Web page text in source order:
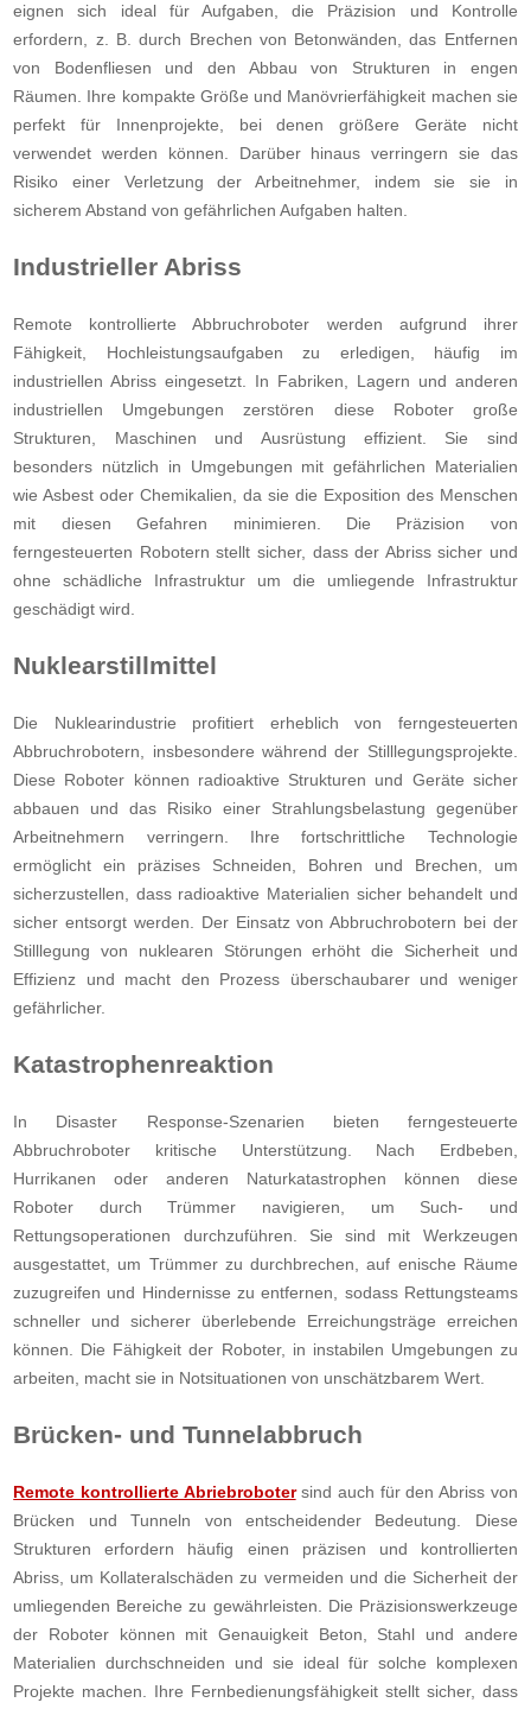
eignen sich ideal für Aufgaben, die Präzision und Kontrolle
erfordern, z. B. durch Brechen von Betonwänden, das Entfernen
von Bodenfliesen und den Abbau von Strukturen in engen
Räumen. Ihre kompakte Größe und Manövrierfähigkeit machen sie
perfekt für Innenprojekte, bei denen größere Geräte nicht
verwendet werden können. Darüber hinaus verringern sie das
Risiko einer Verletzung der Arbeitnehmer, indem sie sie in
sicherem Abstand von gefährlichen Aufgaben halten.
Industrieller Abriss
Remote kontrollierte Abbruchroboter werden aufgrund ihrer
Fähigkeit, Hochleistungsaufgaben zu erledigen, häufig im
industriellen Abriss eingesetzt. In Fabriken, Lagern und anderen
industriellen Umgebungen zerstören diese Roboter große
Strukturen, Maschinen und Ausrüstung effizient. Sie sind
besonders nützlich in Umgebungen mit gefährlichen Materialien
wie Asbest oder Chemikalien, da sie die Exposition des Menschen
mit diesen Gefahren minimieren. Die Präzision von
ferngesteuerten Robotern stellt sicher, dass der Abriss sicher und
ohne schädliche Infrastruktur um die umliegende Infrastruktur
geschädigt wird.
Nuklearstillmittel
Die Nuklearindustrie profitiert erheblich von ferngesteuerten
Abbruchrobotern, insbesondere während der Stilllegungsprojekte.
Diese Roboter können radioaktive Strukturen und Geräte sicher
abbauen und das Risiko einer Strahlungsbelastung gegenüber
Arbeitnehmern verringern. Ihre fortschrittliche Technologie
ermöglicht ein präzises Schneiden, Bohren und Brechen, um
sicherzustellen, dass radioaktive Materialien sicher behandelt und
sicher entsorgt werden. Der Einsatz von Abbruchrobotern bei der
Stilllegung von nuklearen Störungen erhöht die Sicherheit und
Effizienz und macht den Prozess überschaubarer und weniger
gefährlicher.
Katastrophenreaktion
In Disaster Response-Szenarien bieten ferngesteuerte
Abbruchroboter kritische Unterstützung. Nach Erdbeben,
Hurrikanen oder anderen Naturkatastrophen können diese
Roboter durch Trümmer navigieren, um Such- und
Rettungsoperationen durchzuführen. Sie sind mit Werkzeugen
ausgestattet, um Trümmer zu durchbrechen, auf enische Räume
zuzugreifen und Hindernisse zu entfernen, sodass Rettungsteams
schneller und sicherer überlebende Erreichungsträge erreichen
können. Die Fähigkeit der Roboter, in instabilen Umgebungen zu
arbeiten, macht sie in Notsituationen von unschätzbarem Wert.
Brücken- und Tunnelabbruch
Remote kontrollierte Abriebrobotersind auch für den Abriss von
Brücken und Tunneln von entscheidender Bedeutung. Diese
Strukturen erfordern häufig einen präzisen und kontrollierten
Abriss, um Kollateralschäden zu vermeiden und die Sicherheit der
umliegenden Bereiche zu gewährleisten. Die Präzisionswerkzeuge
der Roboter können mit Genauigkeit Beton, Stahl und andere
Materialien durchschneiden und sie ideal für solche komplexen
Projekte machen. Ihre Fernbedienungsfähigkeit stellt sicher, dass